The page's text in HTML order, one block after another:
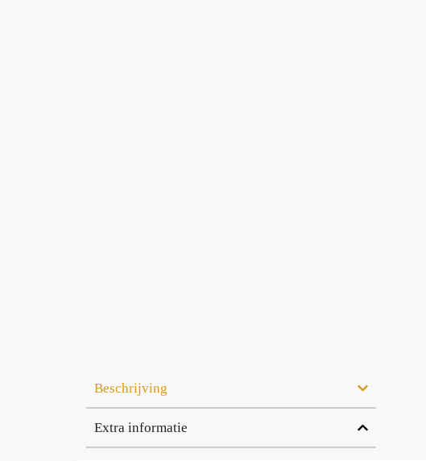
Beschrijving
Extra informatie